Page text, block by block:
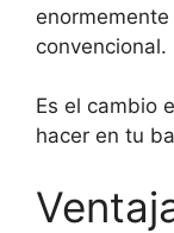
convencional.
Es el cambio
hacer en tu